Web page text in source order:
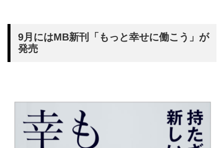
9月にはMB新刊「もっと幸せに働こう」が
発売